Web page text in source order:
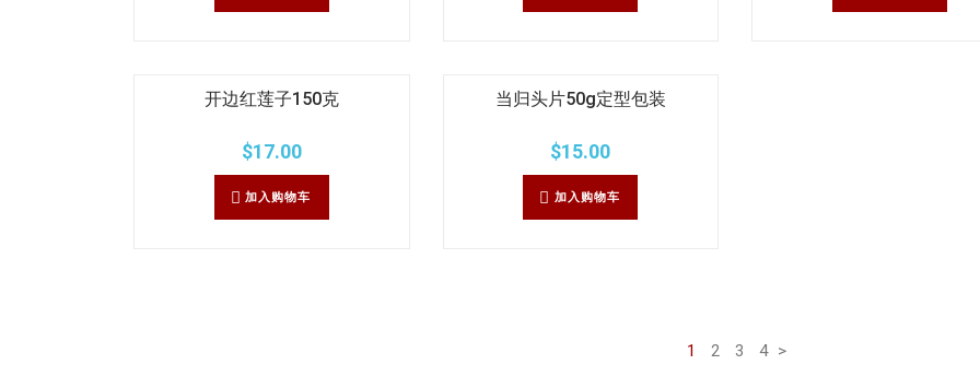
开边红莲子150克
$17.00
加入购物车
当归头片50g定型包装
$15.00
加入购物车
1 2 3 4 >